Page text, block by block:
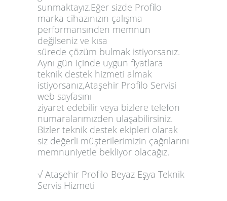
sunmaktayız.Eğer sizde Profilo
marka cihazınızın çalışma
performansınden memnun
değilseniz ve kısa
sürede çözüm bulmak istiyorsanız.
Aynı gün içinde uygun fiyatlara
teknik destek hizmeti almak
istiyorsanız,Ataşehir Profilo Servisi
web sayfasını
ziyaret edebilir veya bizlere telefon
numaralarımızden ulaşabilirsiniz.
Bizler teknik destek ekipleri olarak
siz değerli müşterilerimizin çağrılarını
memnuniyetle bekliyor olacağız.
√ Ataşehir Profilo Beyaz Eşya Teknik
Servis Hizmeti